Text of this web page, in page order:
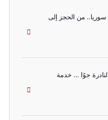
من الحجز إلى
جوًا ... خدمة